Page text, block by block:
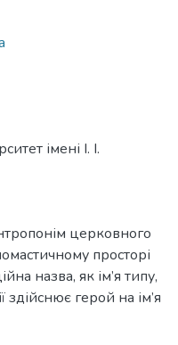
імені І. І.
церковного
просторі
назва, як ім’я типу,
здійснює герой на ім’я